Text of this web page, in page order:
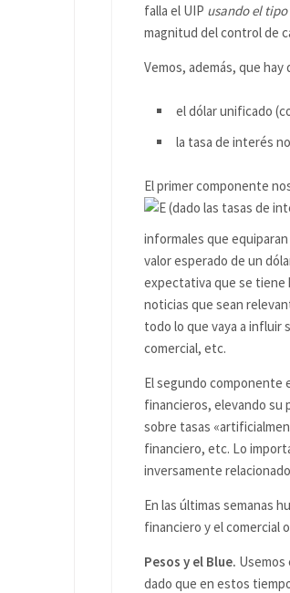
falla el UIP usando el
magnitud del control de
Vemos, además, que
el dólar unificado
la tasa de interés
El primer componente
(dado las tasas de
informales que
valor esperado de un
expectativa que se tiene
noticias que sean
todo lo que vaya a influir
comercial, etc.
El segundo componente
financieros, elevando su
sobre tasas
financiero, etc. Lo
inversamente
En las últimas semanas
financiero y el comercial
Pesos y el Blue. Usemos
dado que en estos